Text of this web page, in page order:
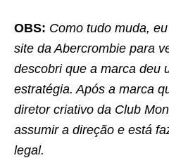
OBS: Como tudo muda,
site da Abercrombie para
descobri que a marca deu
estratégia. Após a marca
diretor criativo da Club
assumir a direção e está
legal.